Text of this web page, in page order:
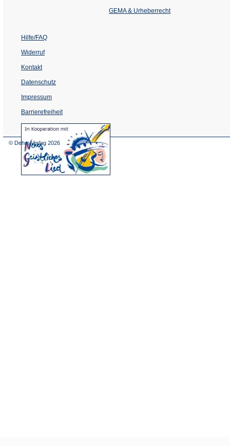
Tab)
GEMA & Urheberrecht
Hilfe/FAQ
Widerruf
Kontakt
Datenschutz
Impressum
Barrierefreiheit
(Öffnet
in
© Dehm Verlag 2026